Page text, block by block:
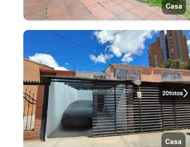
Casa
20fotos
Casa